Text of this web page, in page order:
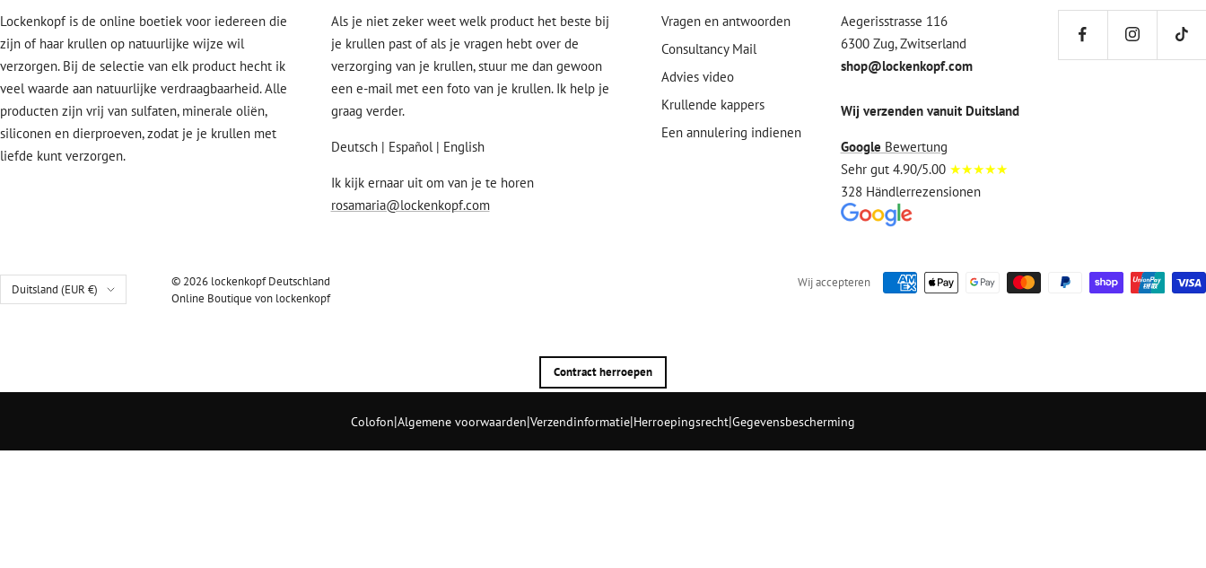
Lockenkopf is de online boetiek voor iedereen die
zijn of haar krullen op natuurlijke wijze wil
verzorgen. Bij de selectie van elk product hecht ik
veel waarde aan natuurlijke verdraagbaarheid. Alle
producten zijn vrij van sulfaten, minerale oliën,
siliconen en dierproeven, zodat je je krullen met
liefde kunt verzorgen.
Als je niet zeker weet welk product het beste bij
je krullen past of als je vragen hebt over de
verzorging van je krullen, stuur me dan gewoon
een e-mail met een foto van je krullen. Ik help je
graag verder.
Deutsch | Español | English
Ik kijk ernaar uit om van je te horen
rosamaria@lockenkopf.com
Vragen en antwoorden
Consultancy Mail
Advies video
Krullende kappers
Een annulering indienen
Aegerisstrasse 116
6300 Zug, Zwitserland
shop@lockenkopf.com
Wij verzenden vanuit Duitsland
Google Bewertung
Sehr gut 4.90/5.00 ★★★★★
328 Händlerrezensionen
Land/regio
Duitsland (EUR €)
© 2026 lockenkopf Deutschland
Online Boutique von lockenkopf
Wij accepteren
Contract herroepen
Colofon|Algemene voorwaarden|Verzendinformatie|Herroepingsrecht|Gegevensbescherming